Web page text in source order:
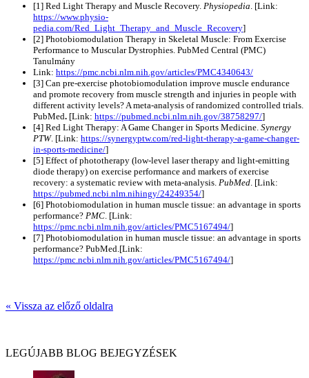
[1] Red Light Therapy and Muscle Recovery. Physiopedia. [Link:
https://www.physio-
pedia.com/Red_Light_Therapy_and_Muscle_Recovery]
[2] Photobiomodulation Therapy in Skeletal Muscle: From Exercise
Performance to Muscular Dystrophies. PubMed Central (PMC)
Tanulmány
Link: https://pmc.ncbi.nlm.nih.gov/articles/PMC4340643/
[3] Can pre-exercise photobiomodulation improve muscle endurance
and promote recovery from muscle strength and injuries in people with
different activity levels? A meta-analysis of randomized controlled trials.
PubMed. [Link: https://pubmed.ncbi.nlm.nih.gov/38758297/]
[4] Red Light Therapy: A Game Changer in Sports Medicine. Synergy
PTW. [Link: https://synergyptw.com/red-light-therapy-a-game-changer-
in-sports-medicine/]
[5] Effect of phototherapy (low-level laser therapy and light-emitting
diode therapy) on exercise performance and markers of exercise
recovery: a systematic review with meta-analysis. PubMed. [Link:
https://pubmed.ncbi.nlm.nihingy/24249354/]
[6] Photobiomodulation in human muscle tissue: an advantage in sports
performance? PMC. [Link:
https://pmc.ncbi.nlm.nih.gov/articles/PMC5167494/]
[7] Photobiomodulation in human muscle tissue: an advantage in sports
performance? PubMed.[Link:
https://pmc.ncbi.nlm.nih.gov/articles/PMC5167494/]
« Vissza az előző oldalra
LEGÚJABB BLOG BEJEGYZÉSEK